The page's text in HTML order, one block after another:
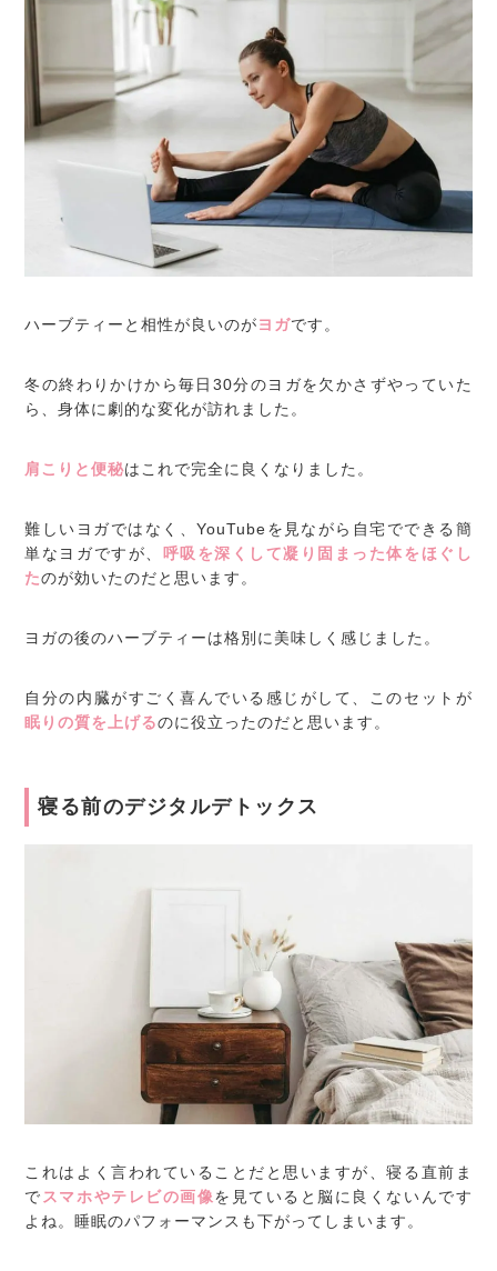
ハーブティーと相性が良いのがヨガです。
冬の終わりかけから毎日30分のヨガを欠かさずやっていた
ら、身体に劇的な変化が訪れました。
肩こりと便秘はこれで完全に良くなりました。
難しいヨガではなく、YouTubeを見ながら自宅でできる簡
単なヨガですが、 呼吸を深くして凝り固まった体をほぐし
たのが効いたのだと思います。
ヨガの後のハーブティーは格別に美味しく感じました。
自分の内臓がすごく喜んでいる感じがして、このセットが
眠りの質を上げるのに役立ったのだと思います。
寝る前のデジタルデトックス
これはよく言われていることだと思いますが、寝る直前ま
でスマホやテレビの画像を見ていると脳に良くないんです
よね。睡眠のパフォーマンスも下がってしまいます。